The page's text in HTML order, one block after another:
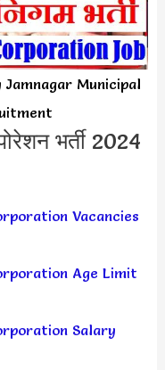
Municipal
भर्ती 2024
Vacancies
Age Limit
Salary